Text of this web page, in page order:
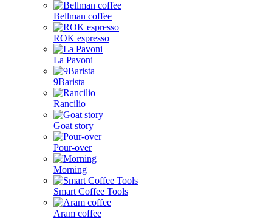
Bellman coffee
ROK espresso
La Pavoni
9Barista
Rancilio
Goat story
Pour-over
Morning
Smart Coffee Tools
Aram coffee